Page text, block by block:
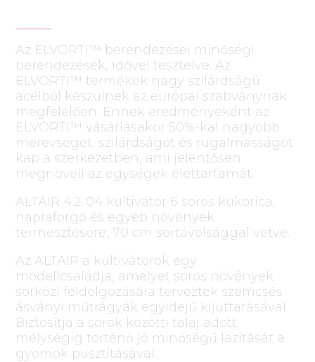
Az ELVORTI™ berendezései minőségi
berendezések, idővel tesztelve. Az
ELVORTI™ termékek nagy szilárdságú
acélból készülnek az európai szabványnak
megfelelően. Ennek eredményeként az
ELVORTI™ vásárlásakor 50%-kal nagyobb
merevséget, szilárdságot és rugalmasságot
kap a szerkezetben, ami jelentősen
megnöveli az egységek élettartamát.
ALTAIR 4.2-04 kultivátor 6 soros kukorica,
napraforgó és egyéb növények
termesztésére, 70 cm sortávolsággal vetve.
Az ALTAIR a kultivátorok egy
modellcsaládja, amelyet soros növények
sorközi feldolgozására terveztek szemcsés
ásványi műtrágyák egyidejű kijuttatásával.
Biztosítja a sorok közötti talaj adott
mélységig történő jó minőségű lazítását a
gyomok pusztításával.